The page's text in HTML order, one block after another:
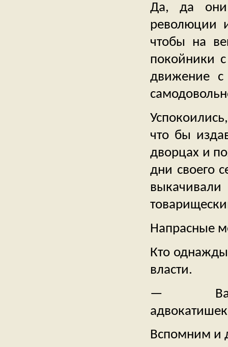
Да, да они
революции
чтобы на
покойники
движение с
что бы
дворцах и
дни своего
Напрасные
Кто
власти.
— Ваше
Вспомним и